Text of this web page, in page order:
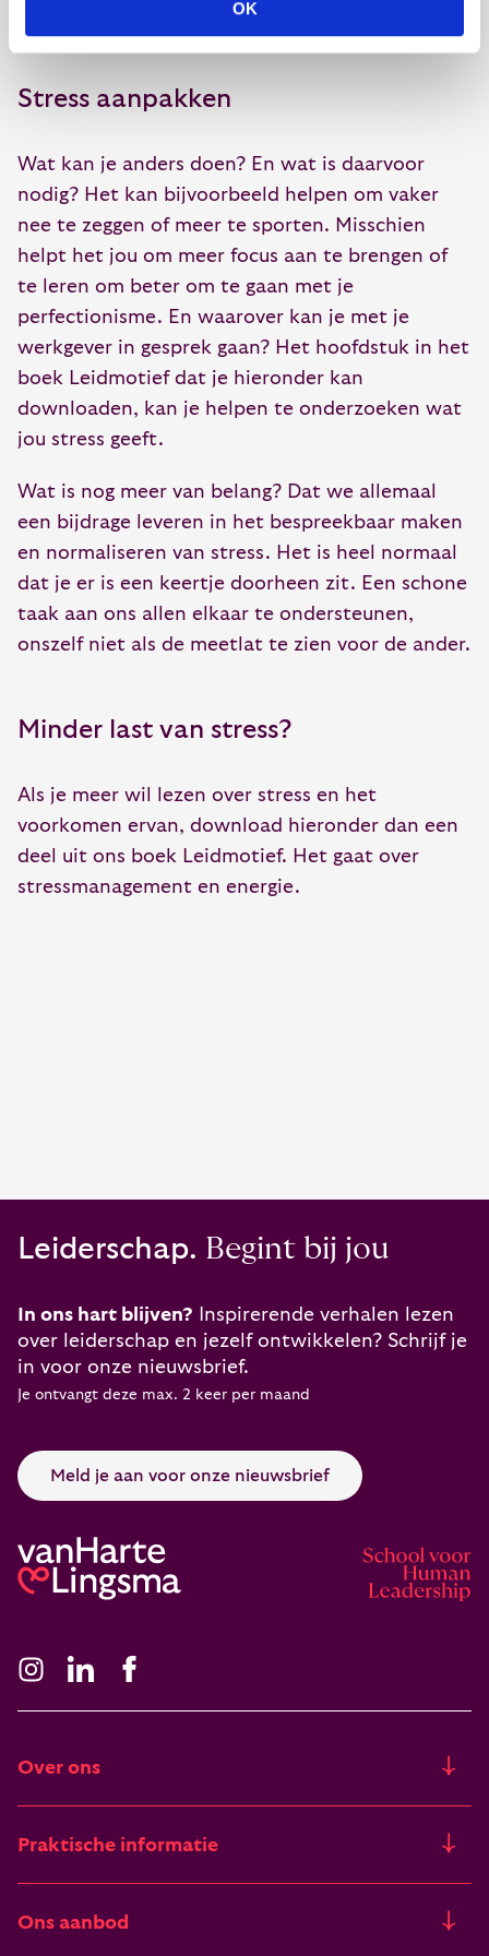
OK
Stress aanpakken
Wat kan je anders doen? En wat is daarvoor
nodig? Het kan bijvoorbeeld helpen om vaker
nee te zeggen of meer te sporten. Misschien
helpt het jou om meer focus aan te brengen of
te leren om beter om te gaan met je
perfectionisme. En waarover kan je met je
werkgever in gesprek gaan? Het hoofdstuk in het
boek Leidmotief dat je hieronder kan
downloaden, kan je helpen te onderzoeken wat
jou stress geeft.
Wat is nog meer van belang? Dat we allemaal
een bijdrage leveren in het bespreekbaar maken
en normaliseren van stress. Het is heel normaal
dat je er is een keertje doorheen zit. Een schone
taak aan ons allen elkaar te ondersteunen,
onszelf niet als de meetlat te zien voor de ander.
Minder last van stress?
Als je meer wil lezen over stress en het
voorkomen ervan, download hieronder dan een
deel uit ons boek Leidmotief. Het gaat over
stressmanagement en energie.
Leiderschap. Begint bij jou
In ons hart blijven? Inspirerende verhalen lezen
over leiderschap en jezelf ontwikkelen? Schrijf je
in voor onze nieuwsbrief.
Je ontvangt deze max. 2 keer per maand
Meld je aan voor onze nieuwsbrief
Over ons
Artikelen & verhalen
Praktische informatie
Ons aanbod